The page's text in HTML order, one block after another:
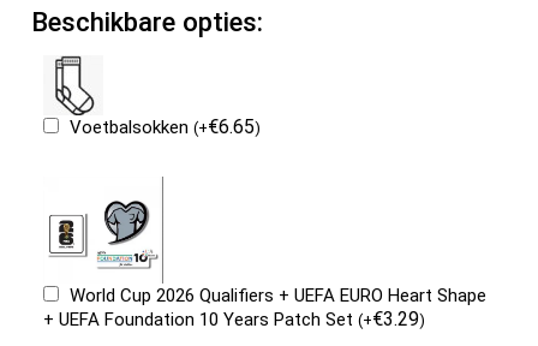
Beschikbare opties:
Voetbalsokken(+€6.65)
World Cup 2026 Qualifiers + UEFA EURO Heart Shape
+ UEFA Foundation 10 Years Patch Set(+€3.29)